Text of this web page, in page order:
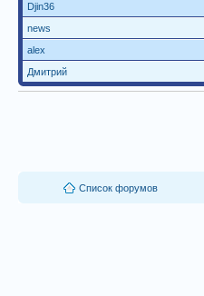
Djin36
news
alex
Дмитрий
Список форумов